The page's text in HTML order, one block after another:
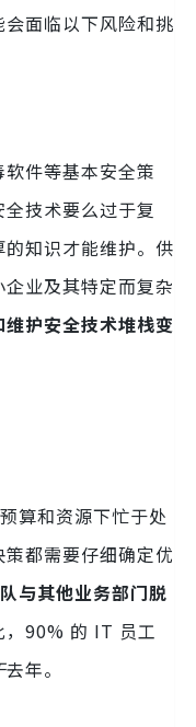
面临以下风险和挑
件等基本安全策
技术要么过于复
知识才能维护。供
业及其特定而复杂
护安全技术堆栈变
算和资源下忙于处
都需要仔细确定优
与其他业务部门脱
，90% 的 IT 员工
去年。